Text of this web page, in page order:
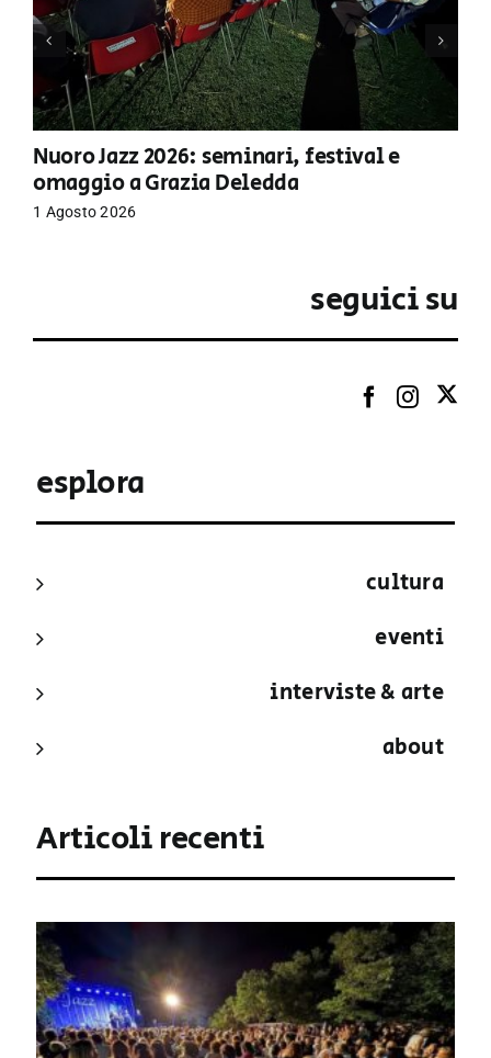
Nuoro Jazz 2026: seminari, festival e
omaggio a Grazia Deledda
1 Agosto 2026
seguici su
esplora
cultura
eventi
interviste & arte
about
Articoli recenti